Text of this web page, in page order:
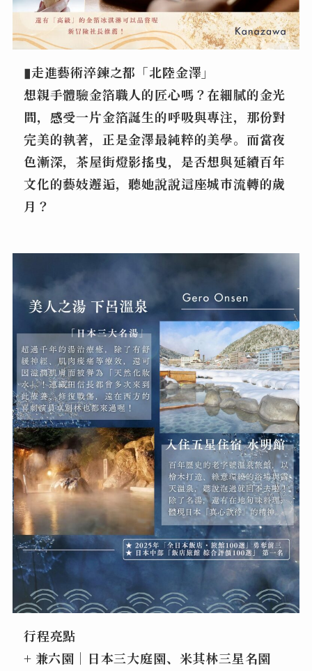
▮走進藝術淬鍊之都「北陸金澤」
想親手體驗金箔職人的匠心嗎？在細膩的金光
間，感受一片金箔誕生的呼吸與專注，那份對
完美的執著，正是金澤最純粹的美學。而當夜
色漸深，茶屋街燈影搖曳，是否想與延續百年
文化的藝妓邂逅，聽她說說這座城市流轉的歲
月？
行程亮點
+ 兼六園｜日本三大庭園、米其林三星名園